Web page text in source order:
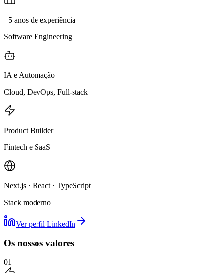
+5 anos de experiência
Software Engineering
IA e Automação
Cloud, DevOps, Full-stack
Product Builder
Fintech e SaaS
Next.js · React · TypeScript
Stack moderno
Ver perfil LinkedIn
Os nossos valores
01